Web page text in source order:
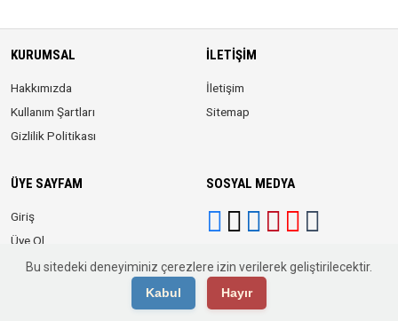
KURUMSAL
Hakkımızda
Kullanım Şartları
Gizlilik Politikası
İLETIŞIM
İletişim
Sitemap
ÜYE SAYFAM
Giriş
Üye Ol
SOSYAL MEDYA
© 2026 Web Reklam. Tüm Hakları Saklıdır.
Bu sitedeki deneyiminiz çerezlere izin verilerek geliştirilecektir.
Kabul
Hayır